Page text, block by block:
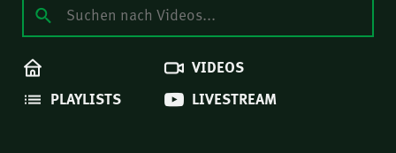
VIDEOS
PLAYLISTS
LIVESTREAM